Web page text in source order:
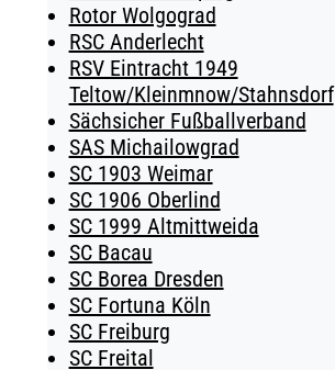
Rotor Wolgograd
RSC Anderlecht
RSV Eintracht 1949
Teltow/Kleinmnow/Stahnsdorf
Sächsicher Fußballverband
SAS Michailowgrad
SC 1903 Weimar
SC 1906 Oberlind
SC 1999 Altmittweida
SC Bacau
SC Borea Dresden
SC Fortuna Köln
SC Freiburg
SC Freital